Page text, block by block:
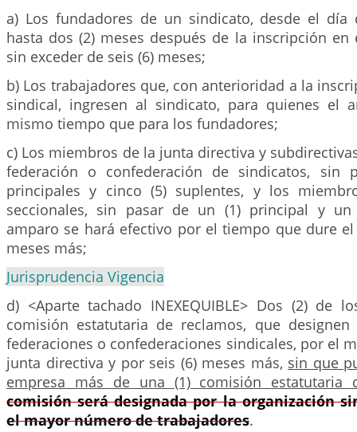
a) Los fundadores de un sindicato, desde el día
hasta dos (2) meses después de la inscripción en
sin exceder de seis (6) meses;
b) Los trabajadores que, con anterioridad a la
sindical, ingresen al sindicato, para quienes el
mismo tiempo que para los fundadores;
c) Los miembros de la junta directiva y
federación o confederación de sindicatos, sin
principales y cinco (5) suplentes, y los
seccionales, sin pasar de un (1) principal y un
amparo se hará efectivo por el tiempo que dure
meses más;
Jurisprudencia Vigencia
d) <Aparte tachado INEXEQUIBLE> Dos (2) de
comisión estatutaria de reclamos, que
federaciones o confederaciones sindicales, por el
junta directiva y por seis (6) meses más, sin que
empresa más de una (1) comisión estatutaria
comisión será designada por la organización
el mayor número de trabajadores.